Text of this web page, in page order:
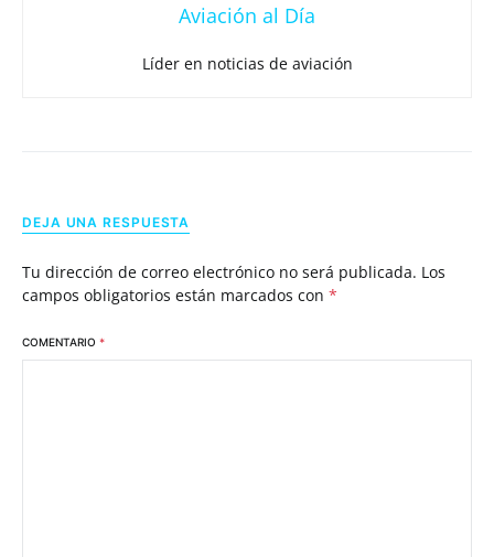
Aviación al Día
Líder en noticias de aviación
DEJA UNA RESPUESTA
Tu dirección de correo electrónico no será publicada. Los
campos obligatorios están marcados con *
COMENTARIO *